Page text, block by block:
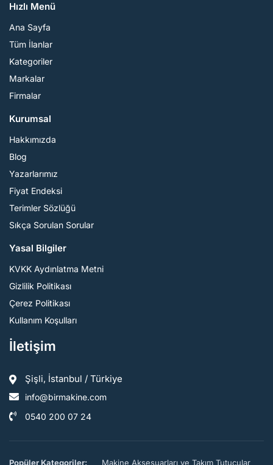
Hızlı Menü
Ana Sayfa
Tüm İlanlar
Kategoriler
Markalar
Firmalar
Kurumsal
Hakkımızda
Blog
Yazarlarımız
Fiyat Endeksi
Terimler Sözlüğü
Sıkça Sorulan Sorular
Yasal Bilgiler
KVKK Aydınlatma Metni
Gizlilik Politikası
Çerez Politikası
Kullanım Koşulları
İletişim
Şişli, İstanbul / Türkiye
info@birmakine.com
0540 200 07 24
Popüler Kategoriler: Makine Aksesuarları ve Takım Tutucular